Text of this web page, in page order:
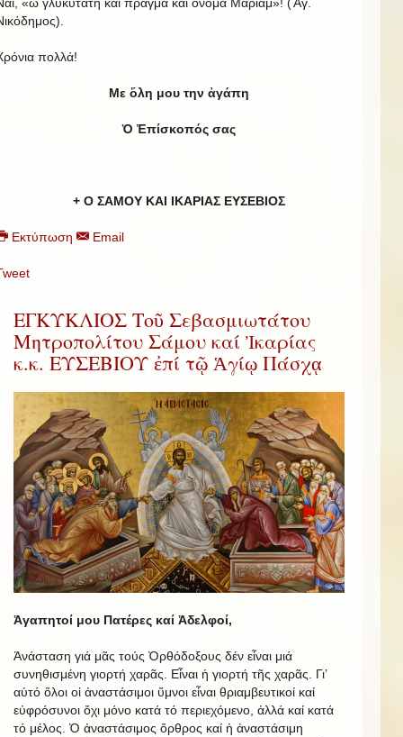
πολλά!
Με ὅλη μου την ἀγάπη
Ὁ Ἐπίσκοπός σας
+ Ο ΣΑΜΟΥ ΚΑΙ ΙΚΑΡΙΑΣ ΕΥΣΕΒΙΟΣ
Εκτύπωση Email
ΕΓΚΥΚΛΙΟΣ Τοῦ Σεβασμιωτάτου
Μητροπολίτου Σάμου καί Ἰκαρίας
κ.κ. ΕΥΣΕΒΙΟΥ ἐπί τῷ Ἁγίῳ Πάσχᾳ
Ἀγαπητοί μου Πατέρες καί Ἀδελφοί,
Ἀνάσταση γιά μᾶς τούς Ὀρθόδοξους δέν εἶναι μιά
συνηθισμένη γιορτή χαρᾶς. Εἶναι ἡ γιορτή τῆς χαρᾶς. Γι’
αὐτό ὅλοι οἱ ἀναστάσιμοι ὕμνοι εἶναι θριαμβευτικοί καί
εὐφρόσυνοι ὄχι μόνο κατά τό περιεχόμενο, ἀλλά καί κατά
τό μέλος. Ὁ ἀναστάσιμος ὄρθρος καί ἡ ἀναστάσιμη